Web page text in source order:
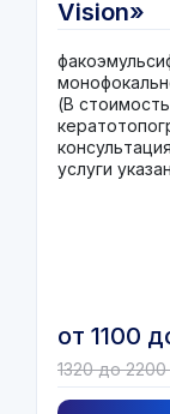
Vision»
(В
услуги
от 1100
1320 до